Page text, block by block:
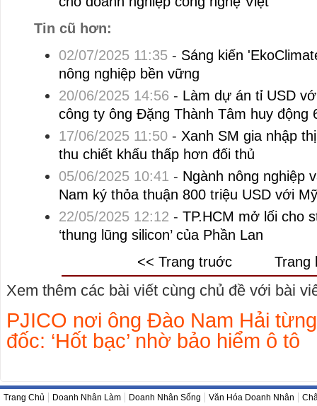
Tin cũ hơn:
02/07/2025 11:35- Sáng kiến
nông nghiệp bền vững
20/06/2025 14:56 - Làm dự án tỉ USD
công ty ông Đặng Thành Tâm huy động
17/06/2025 11:50- Xanh SM gia nhập
thu chiết khấu thấp hơn đối thủ
05/06/2025 10:41 - Ngành nông nghiệp
Nam ký thỏa thuận 800 triệu USD với Mỹ
22/05/2025 12:12 - TP.HCM mở lối cho
‘thung lũng silicon’ của Phần Lan
<< Trang truớc
Trang
Xem thêm các bài viết cùng chủ đề với bài
PJICO nơi ông Đào Nam Hải
đốc: ‘Hốt bạc’ nhờ bảo hiểm ô tô
Trang Chủ Doanh Nhân Làm Doanh Nhân Sống Văn Hóa Doanh Nhân